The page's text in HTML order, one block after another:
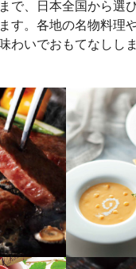
で、日本全国から選
す。各地の名物料理
わいでおもてなししま